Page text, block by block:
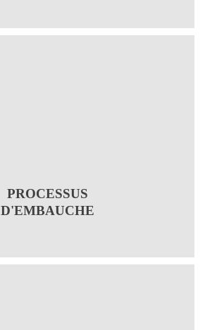
PROCESSUS
D'EMBAUCHE